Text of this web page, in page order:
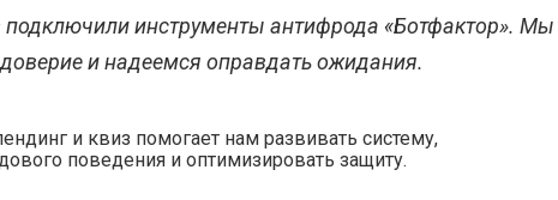
подключили инструменты антифрода «Ботфактор». Мы
и надеемся оправдать ожидания.
и квиз помогает нам развивать систему,
поведения и оптимизировать защиту.